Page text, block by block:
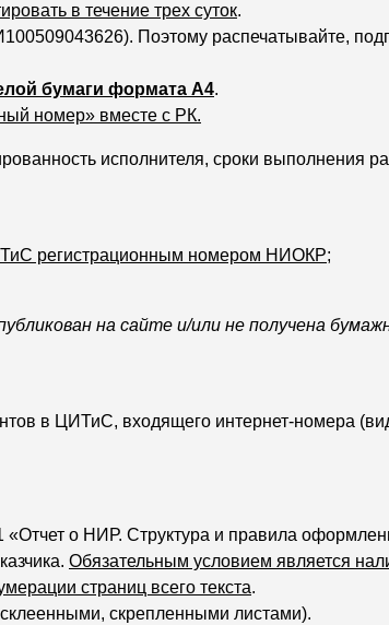
в течение трех суток.
Поэтому распечатывайте,
бумаги формата А4.
номер» вместе с РК.
исполнителя, сроки выполнения
регистрационным номером НИОКР;
на сайте и/или не получена
в ЦИТиС, входящего интернет-номера
о НИР. Структура и правила
Обязательным условием является
страниц всего текста.
скрепленными листами).